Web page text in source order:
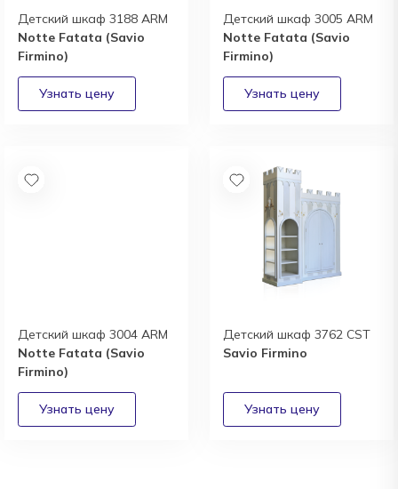
Детский шкаф 3188 ARM
Notte Fatata (Savio
Firmino)
Детский шкаф 3005 ARM
Notte Fatata (Savio
Firmino)
Детский шкаф 3004 ARM
Notte Fatata (Savio
Firmino)
Детский шкаф 3762 CST
Savio Firmino